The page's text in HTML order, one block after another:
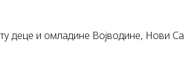
деце и омладине Војводине, Нови